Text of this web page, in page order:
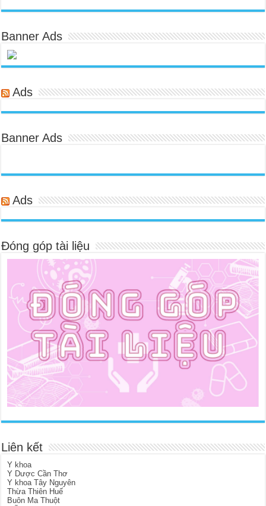
Banner Ads
Ads
Banner Ads
Ads
Đóng góp tài liệu
Liên kết
Y khoa
Y Dược Cần Thơ
Y khoa Tây Nguyên
Thừa Thiên Huế
Buôn Ma Thuột